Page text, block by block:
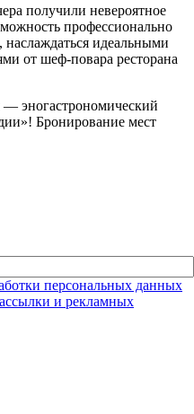
получили невероятное
профессионально
наслаждаться идеальными
от шеф-повара ресторана
— эногастрономический
Бронирование мест
персональных данных
и рекламных